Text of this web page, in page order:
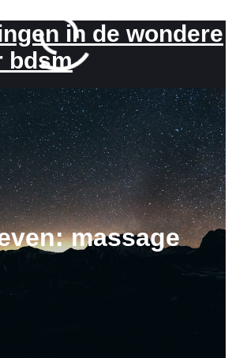
in de wondere
bdsm
massage